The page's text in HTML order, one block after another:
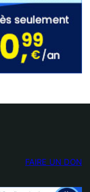
FAIRE UN DON